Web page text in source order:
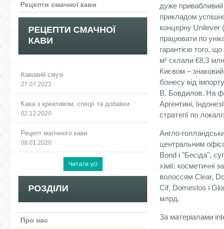
Рецепти смачної кави
РЕЦЕПТИ СМАЧНОЇ
КАВИ
Кавовий смузі
27.07.2022
Кава з креативом, спеції та добавки
02.12.2020
Рецепт магічного кави
08.01.2020
РОЗДІЛИ
Про нас
дуже привабливий
прикладом
концерну Unilever
працювати по
гарантією того,
м² склали €8,3
Києвом –
бізнесу від
В. Бовдилов. На
Аргентині,
стратегії по
Англо-
центральним
Bond і "Бесіда",
хімії: косметичні
волоссям Clear,
Cif, Domestos і
млрд.
За матеріалами